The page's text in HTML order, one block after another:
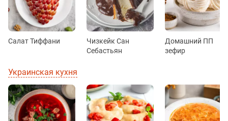
Салат Тиффани
Чизкейк Сан
Себастьян
Домашний ПП
зефир
Украинская кухня